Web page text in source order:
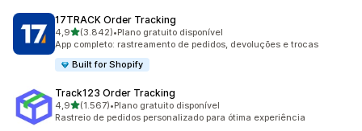
17TRACK Order Tracking
4,9de 5 estrelas
(3.842)
3842 avaliações ao todo
•Plano gratuito disponível
App completo: rastreamento de pedidos, devoluções e trocas
Built for Shopify
Track123 Order Tracking
4,9de 5 estrelas
(1.567)
1567 avaliações ao todo
•Plano gratuito disponível
Rastreio de pedidos personalizado para ótima experiência